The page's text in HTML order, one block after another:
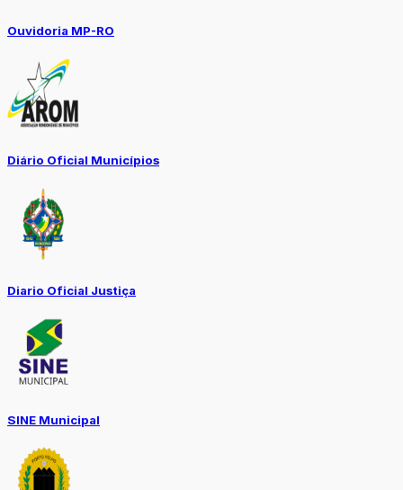
Ouvidoria MP-RO
Diário Oficial Municípios
Diario Oficial Justiça
SINE Municipal